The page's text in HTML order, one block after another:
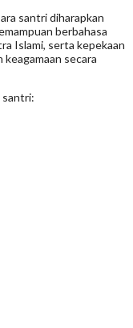
santri diharapkan
berbahasa
Islami, serta kepekaan
keagamaan secara
santri: